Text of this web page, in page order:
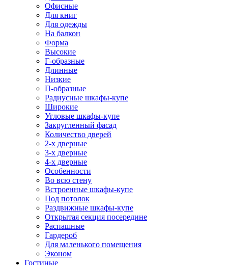
Офисные
Для книг
Для одежды
На балкон
Форма
Высокие
Г-образные
Длинные
Низкие
П-образные
Радиусные шкафы-купе
Широкие
Угловые шкафы-купе
Закругленный фасад
Количество дверей
2-х дверные
3-х дверные
4-х дверные
Особенности
Во всю стену
Встроенные шкафы-купе
Под потолок
Раздвижные шкафы-купе
Открытая секция посередине
Распашные
Гардероб
Для маленького помещения
Эконом
Гостиные